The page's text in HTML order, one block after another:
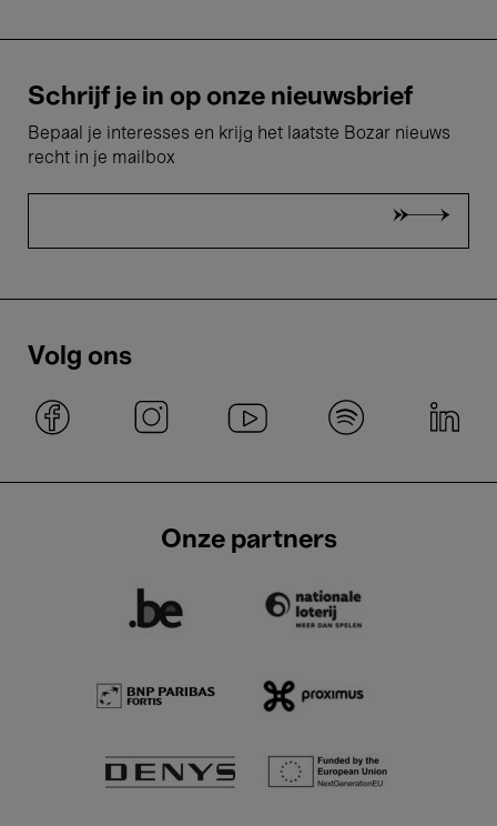
Schrijf je in op onze nieuwsbrief
Bepaal je interesses en krijg het laatste Bozar nieuws
recht in je mailbox
Volg ons
Onze partners